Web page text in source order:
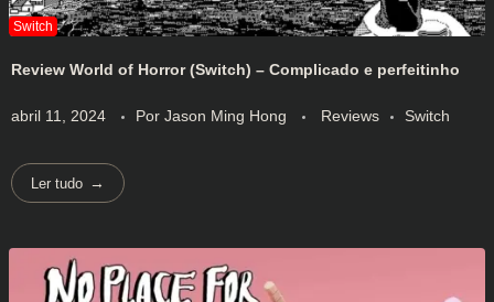
Review World of Horror (Switch) – Complicado e perfeitinho
abril 11, 2024 Por Jason Ming Hong Reviews Switch
Ler tudo